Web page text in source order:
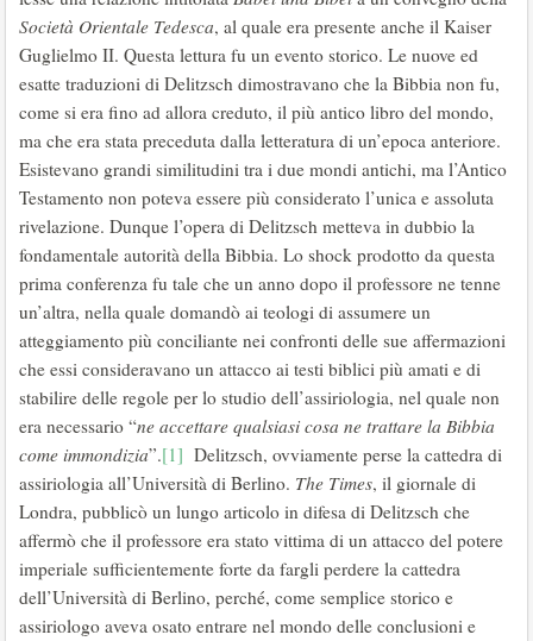
Società Orientale Tedesca, al quale era presente anche il Kaiser
Guglielmo II. Questa lettura fu un evento storico. Le nuove ed
esatte traduzioni di Delitzsch dimostravano che la Bibbia non fu,
come si era fino ad allora creduto, il più antico libro del mondo,
ma che era stata preceduta dalla letteratura di un’epoca anteriore.
Esistevano grandi similitudini tra i due mondi antichi, ma l’Antico
Testamento non poteva essere più considerato l’unica e assoluta
rivelazione. Dunque l’opera di Delitzsch metteva in dubbio la
fondamentale autorità della Bibbia. Lo shock prodotto da questa
prima conferenza fu tale che un anno dopo il professore ne tenne
un’altra, nella quale domandò ai teologi di assumere un
atteggiamento più conciliante nei confronti delle sue affermazioni
che essi consideravano un attacco ai testi biblici più amati e di
stabilire delle regole per lo studio dell’assiriologia, nel quale non
era necessario “ne accettare qualsiasi cosa ne trattare la Bibbia
come immondizia”.[1] Delitzsch, ovviamente perse la cattedra di
assiriologia all’Università di Berlino. The Times, il giornale di
Londra, pubblicò un lungo articolo in difesa di Delitzsch che
affermò che il professore era stato vittima di un attacco del potere
imperiale sufficientemente forte da fargli perdere la cattedra
dell’Università di Berlino, perché, come semplice storico e
assiriologo aveva osato entrare nel mondo delle conclusioni e